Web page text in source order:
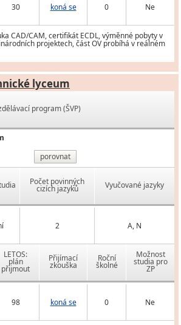
30 koná se 0 Ne
CAD/CAM, certifikát ECDL, výměnné pobyty v
projektech, část OV probíhá v reálném
lyceum
program (ŠVP)
porovnat
Počet povinných
cizích jazyků Vyučované jazyky
2 A, N
LETOS:
plán
přijmout
Přijímací
zkouška
Roční
školné
Možnost
studia pro
ZP
98 koná se 0 Ne